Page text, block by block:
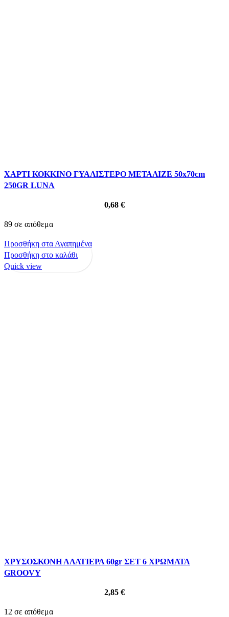
ΧΑΡΤΙ ΚΟΚΚΙΝΟ ΓΥΑΛΙΣΤΕΡΟ ΜΕΤΑΛΙΖΕ 50x70cm
250GR LUNA
0,68 €
89 σε απόθεμα
Προσθήκη στα Αγαπημένα
Προσθήκη στο καλάθι
Quick view
ΧΡΥΣΟΣΚΟΝΗ ΑΛΑΤΙΕΡΑ 60gr ΣΕΤ 6 ΧΡΩΜΑΤΑ
GROOVY
2,85 €
12 σε απόθεμα